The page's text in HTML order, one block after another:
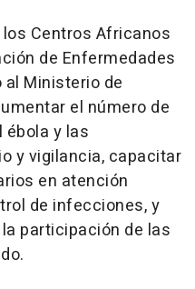
los Centros Africanos
de Enfermedades
Ministerio de
el número de
y las
y vigilancia, capacitar
en atención
de infecciones, y
participación de las